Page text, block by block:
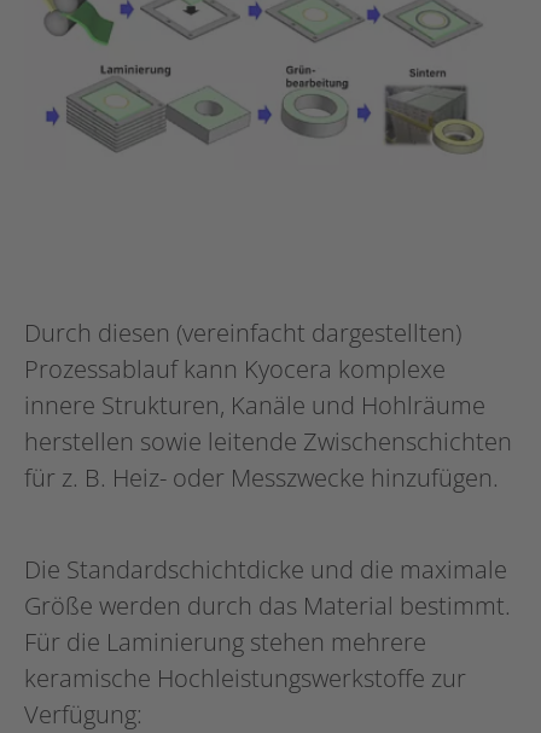
Durch diesen (vereinfacht dargestellten)
Prozessablauf kann Kyocera komplexe
innere Strukturen, Kanäle und Hohlräume
herstellen sowie leitende Zwischenschichten
für z. B. Heiz- oder Messzwecke hinzufügen.
Die Standardschichtdicke und die maximale
Größe werden durch das Material bestimmt.
Für die Laminierung stehen mehrere
keramische Hochleistungswerkstoffe zur
Verfügung: